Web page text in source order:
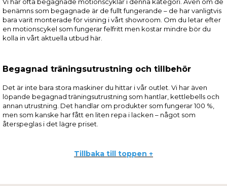
Vi har ofta begagnade motionscyklar i denna kategori. Även om de
benämns som begagnade är de fullt fungerande – de har vanligtvis
bara varit monterade för visning i vårt showroom. Om du letar efter
en motionscykel som fungerar felfritt men kostar mindre bör du
kolla in vårt aktuella utbud här.
Begagnad träningsutrustning och tillbehör
Det är inte bara stora maskiner du hittar i vår outlet. Vi har även
löpande begagnad träningsutrustning som hantlar, kettlebells och
annan utrustning. Det handlar om produkter som fungerar 100 %,
men som kanske har fått en liten repa i lacken – något som
återspeglas i det lägre priset.
Tillbaka till toppen ↑